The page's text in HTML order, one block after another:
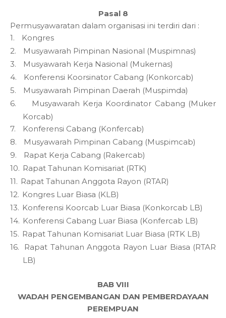
Pasal 8
Permusyawaratan dalam organisasi ini terdiri dari :
1.
Kongres
2.
Musyawarah Pimpinan Nasional (Muspimnas)
3.
Musyawarah Kerja Nasional (Mukernas)
4.
Konferensi Koorsinator Cabang (Konkorcab)
5.
Musyawarah Pimpinan Daerah (Muspimda)
6.
Musyawarah Kerja Koordinator Cabang (Muker
Korcab)
7.
Konferensi Cabang (Konfercab)
8.
Musyawarah Pimpinan Cabang (Muspimcab)
9.
Rapat Kerja Cabang (Rakercab)
10. Rapat Tahunan Komisariat (RTK)
11. Rapat Tahunan Anggota Rayon (RTAR)
12. Kongres Luar Biasa (KLB)
13. Konferensi Koorcab Luar Biasa (Konkorcab LB)
14. Konferensi Cabang Luar Biasa (Konfercab LB)
15. Rapat Tahunan Komisariat Luar Biasa (RTK LB)
16.
Rapat Tahunan Anggota Rayon Luar Biasa (RTAR
LB)
BAB VIII
WADAH PENGEMBANGAN DAN PEMBERDAYAAN
PEREMPUAN